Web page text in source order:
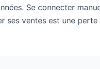
Se connecter
ses ventes est une